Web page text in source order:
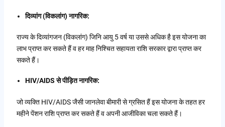
दिव्यांग (विकलांग) नागरिक:
राज्य के दिव्यांगजन (विकलांग) जिनि आयु 5 वर्ष या उससे अधिक है इस योजना का
लाभ प्राप्त कर सकते हैं व हर माह निश्चित सहायता राशि सरकार द्वारा प्राप्त कर
सकते हैं।
HIV/AIDS से पीड़ित नागरिक:
जो व्यक्ति HIV/AIDS जैसी जानलेवा बीमारी से ग्रसित हैं इस योजना के तहत हर
महीने पेंशन राशि प्राप्त कर सकते हैं व अपनी आजीविका चला सकते हैं।